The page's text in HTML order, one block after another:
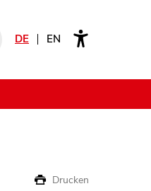
DE EN
Drucken